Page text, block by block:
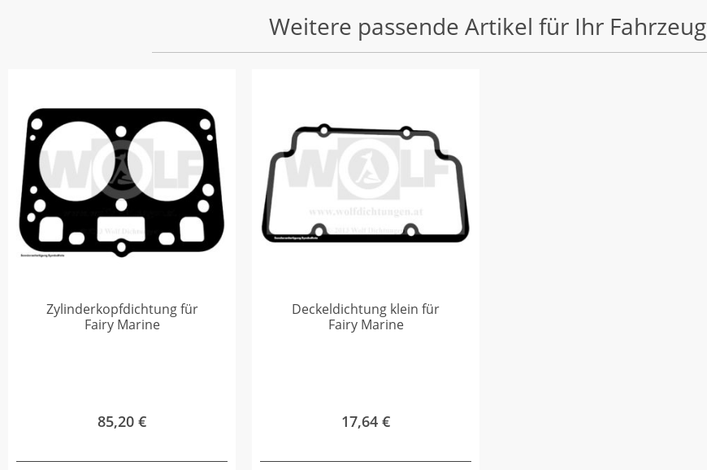
Weitere passende Artikel für Ihr Fahrzeug
Zylinderkopfdichtung für
Fairy Marine
85,20 €
Deckeldichtung klein für
Fairy Marine
17,64 €